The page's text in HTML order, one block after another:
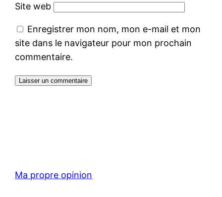
Site web
Enregistrer mon nom, mon e-mail et mon
site dans le navigateur pour mon prochain
commentaire.
Ma propre opinion